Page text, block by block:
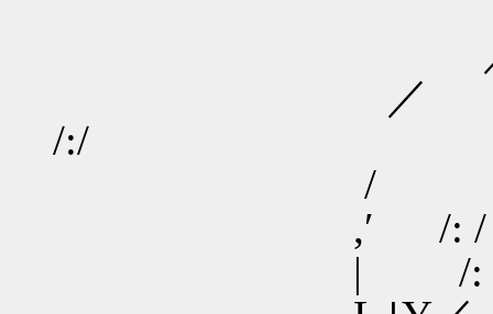
／ /
/:/
/ /:.,′
,′ /: /
| /: /